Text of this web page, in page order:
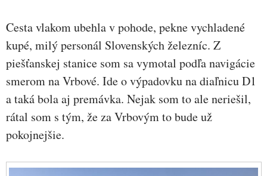
Cesta vlakom ubehla v pohode, pekne vychladené
kupé, milý personál Slovenských železníc. Z
piešťanskej stanice som sa vymotal podľa navigácie
smerom na Vrbové. Ide o výpadovku na diaľnicu D1
a taká bola aj premávka. Nejak som to ale neriešil,
rátal som s tým, že za Vrbovým to bude už
pokojnejšie.